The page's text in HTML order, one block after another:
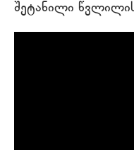
შეტანილი